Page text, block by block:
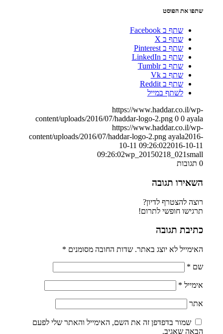
שתפו את הפוסט
שתף ב Facebook
שתף ב X
שתף ב Pinterest
שתף ב LinkedIn
שתף ב Tumblr
שתף ב Vk
שתף ב Reddit
לשתף במייל
https://www.haddar.co.il/wp-
content/uploads/2016/07/haddar-logo-2.png 0 0 ayala
https://www.haddar.co.il/wp-
content/uploads/2016/07/haddar-logo-2.png ayala2016-
10-11 09:26:022016-10-11
09:26:02wp_20150218_021small
0 תגובות
השאירו תגובה
רוצה להצטרף לדיון?
תרגישו חופשי לתרום!
כתיבת תגובה
האימייל לא יוצג באתר. שדות החובה מסומנים *
שם *
אימייל *
אתר
שמור בדפדפן זה את השם, האימייל והאתר שלי לפעם
הבאה שאגיב.